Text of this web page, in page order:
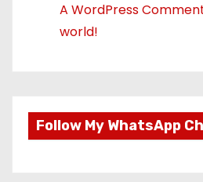
A WordPress
world!
Follow My WhatsApp